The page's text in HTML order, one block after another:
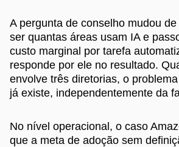
A pergunta de conselho mudou
ser quantas áreas usam IA e
custo marginal por tarefa
responde por ele no resultado.
envolve três diretorias, o
já existe, independentemente da
No nível operacional, o caso
que a meta de adoção sem